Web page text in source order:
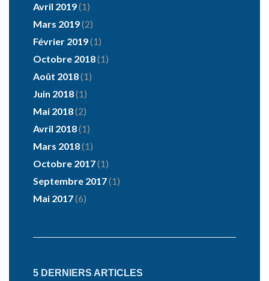
Avril 2019(1)
Mars 2019(2)
Février 2019(1)
Octobre 2018(1)
Août 2018(1)
Juin 2018(1)
Mai 2018(2)
Avril 2018(1)
Mars 2018(1)
Octobre 2017(1)
Septembre 2017(1)
Mai 2017(6)
5 DERNIERS ARTICLES